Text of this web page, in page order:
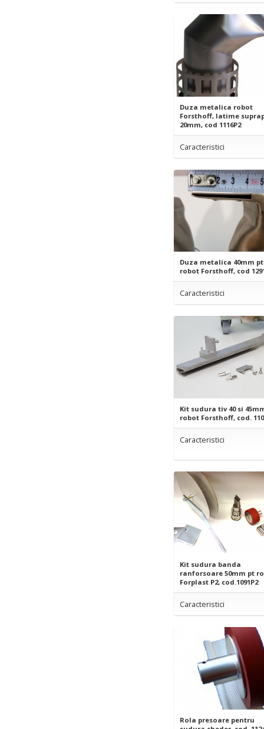
Duza metalica robot
Forsthoff, latime
20mm, cod 1116P2
Caracteristici
Duza metalica 40mm pt
robot Forsthoff, cod
Caracteristici
Kit sudura tiv 40 si
robot Forsthoff, cod.
Caracteristici
Kit sudura banda
ranforsoare 50mm pt
Forplast P2, cod.1091P2
Caracteristici
Rola presoare pentru